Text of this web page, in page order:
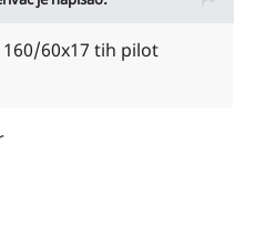
60x17 tih pilot